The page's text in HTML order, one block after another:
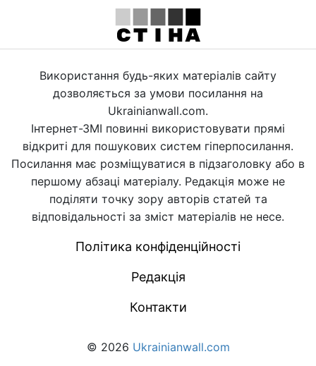
Використання будь-яких матеріалів сайту
дозволяється за умови посилання на
Ukrainianwall.com.
Інтернет-ЗМІ повинні використовувати прямі
відкриті для пошукових систем гіперпосилання.
Посилання має розміщуватися в підзаголовку або в
першому абзаці матеріалу. Редакція може не
поділяти точку зору авторів статей та
відповідальності за зміст матеріалів не несе.
Політика конфіденційності
Редакція
Контакти
© 2026 Ukrainianwall.com